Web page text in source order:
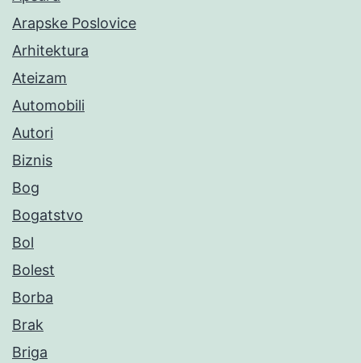
Arapske Poslovice
Arhitektura
Ateizam
Automobili
Autori
Biznis
Bog
Bogatstvo
Bol
Bolest
Borba
Brak
Briga